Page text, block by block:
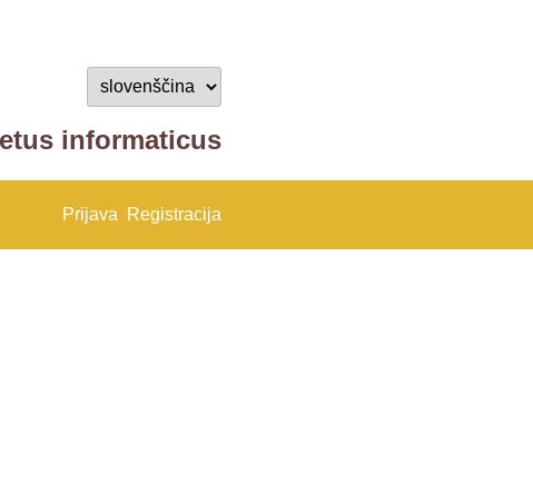
informaticus
Prijava Registracija